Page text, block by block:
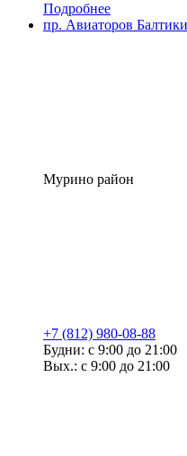
Подробнее
пр. Авиаторов
Мурино район
+7 (812) 980-08-88
Будни: с 9:00 до 21:00
Вых.: с 9:00 до 21:00